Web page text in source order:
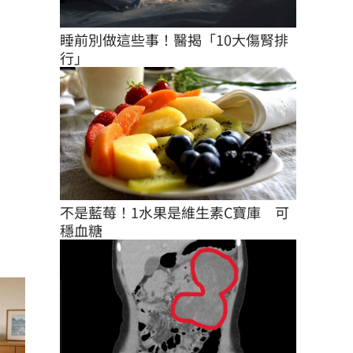
睡前別做這些事！醫揭「10大傷腎排
行」
不是藍莓！1水果是維生素C寶庫　可
穩血糖